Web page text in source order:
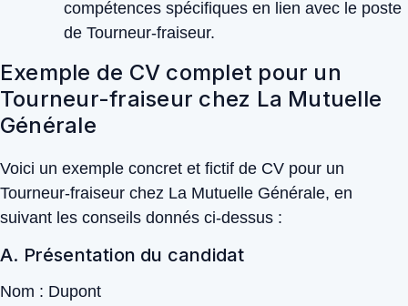
compétences spécifiques en lien avec le poste
de Tourneur-fraiseur.
Exemple de CV complet pour un
Tourneur-fraiseur chez La Mutuelle
Générale
Voici un exemple concret et fictif de CV pour un
Tourneur-fraiseur chez La Mutuelle Générale, en
suivant les conseils donnés ci-dessus :
A. Présentation du candidat
Nom : Dupont